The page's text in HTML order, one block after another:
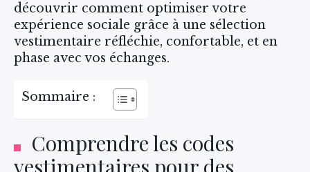
découvrir comment optimiser votre
expérience sociale grâce à une sélection
vestimentaire réfléchie, confortable, et en
phase avec vos échanges.
Sommaire :
Comprendre les codes
vestimentaires pour des